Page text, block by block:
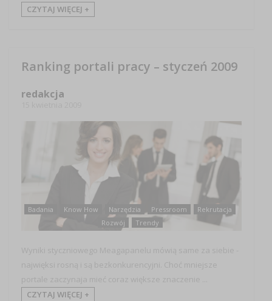
CZYTAJ WIĘCEJ +
Ranking portali pracy – styczeń 2009
redakcja
Badania Know How Narzędzia Pressroom
Rekrutacja
Rozwój
Trendy
Wyniki styczniowego Meagapanelu mówią same za siebie -
najwięksi rosną i są bezkonkurencyjni. Choć mniejsze
portale zaczynaja mieć coraz większe znaczenie ...
CZYTAJ WIĘCEJ +